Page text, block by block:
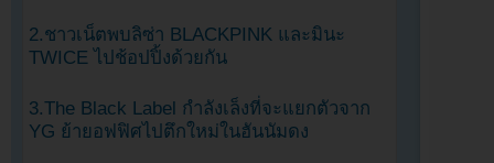
2.ชาวเน็ตพบลิซ่า BLACKPINK และมินะ
TWICE ไปช้อปปิ้งด้วยกัน
3.The Black Label กำลังเล็งที่จะแยกตัวจาก
YG ย้ายอฟฟิศไปตึกใหม่ในฮันนัมดง